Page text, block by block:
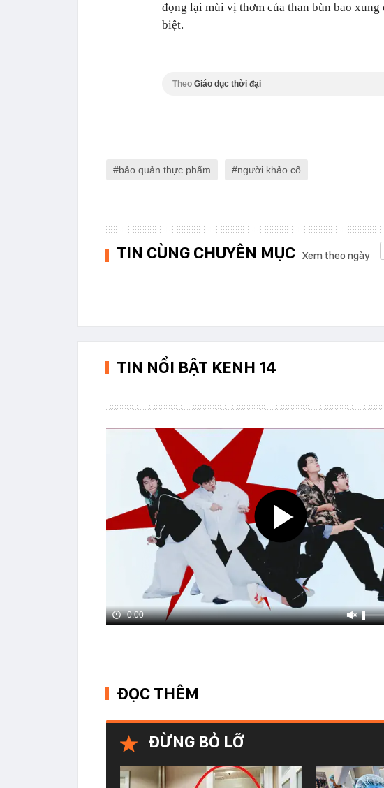
đọng lại mùi vị thơm của than bùn bao
biệt.
Theo Giáo dục thời đại
bảo quản thực phẩm người khảo cổ
TIN CÙNG CHUYÊN MỤC Xem theo ngày
TIN NỔI BẬT KENH 14
0:00
ĐỌC THÊM
ĐỪNG BỎ LỠ